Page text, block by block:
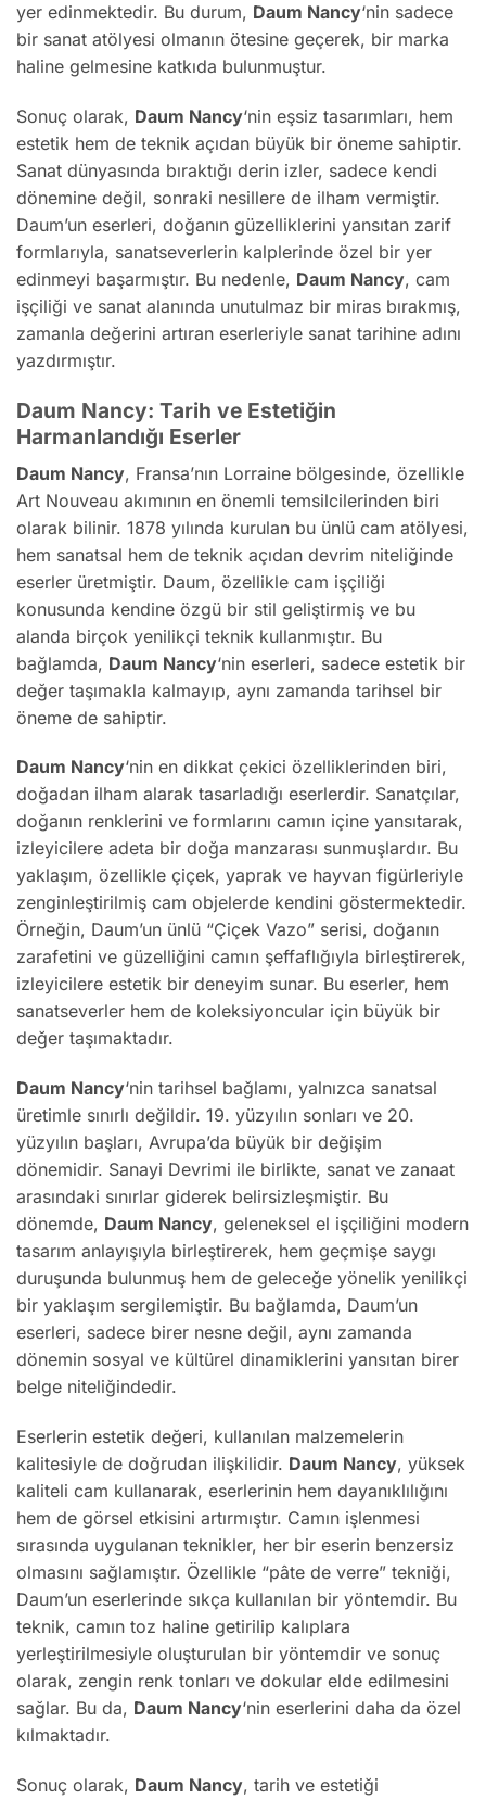
yer edinmektedir. Bu durum, Daum Nancy‘nin sadece
bir sanat atölyesi olmanın ötesine geçerek, bir marka
haline gelmesine katkıda bulunmuştur.
Sonuç olarak, Daum Nancy‘nin eşsiz tasarımları, hem
estetik hem de teknik açıdan büyük bir öneme sahiptir.
Sanat dünyasında bıraktığı derin izler, sadece kendi
dönemine değil, sonraki nesillere de ilham vermiştir.
Daum’un eserleri, doğanın güzelliklerini yansıtan zarif
formlarıyla, sanatseverlerin kalplerinde özel bir yer
edinmeyi başarmıştır. Bu nedenle, Daum Nancy, cam
işçiliği ve sanat alanında unutulmaz bir miras bırakmış,
zamanla değerini artıran eserleriyle sanat tarihine adını
yazdırmıştır.
Daum Nancy: Tarih ve Estetiğin
Harmanlandığı Eserler
Daum Nancy, Fransa’nın Lorraine bölgesinde, özellikle
Art Nouveau akımının en önemli temsilcilerinden biri
olarak bilinir. 1878 yılında kurulan bu ünlü cam atölyesi,
hem sanatsal hem de teknik açıdan devrim niteliğinde
eserler üretmiştir. Daum, özellikle cam işçiliği
konusunda kendine özgü bir stil geliştirmiş ve bu
alanda birçok yenilikçi teknik kullanmıştır. Bu
bağlamda, Daum Nancy‘nin eserleri, sadece estetik bir
değer taşımakla kalmayıp, aynı zamanda tarihsel bir
öneme de sahiptir.
Daum Nancy‘nin en dikkat çekici özelliklerinden biri,
doğadan ilham alarak tasarladığı eserlerdir. Sanatçılar,
doğanın renklerini ve formlarını camın içine yansıtarak,
izleyicilere adeta bir doğa manzarası sunmuşlardır. Bu
yaklaşım, özellikle çiçek, yaprak ve hayvan figürleriyle
zenginleştirilmiş cam objelerde kendini göstermektedir.
Örneğin, Daum’un ünlü “Çiçek Vazo” serisi, doğanın
zarafetini ve güzelliğini camın şeffaflığıyla birleştirerek,
izleyicilere estetik bir deneyim sunar. Bu eserler, hem
sanatseverler hem de koleksiyoncular için büyük bir
değer taşımaktadır.
Daum Nancy‘nin tarihsel bağlamı, yalnızca sanatsal
üretimle sınırlı değildir. 19. yüzyılın sonları ve 20.
yüzyılın başları, Avrupa’da büyük bir değişim
dönemidir. Sanayi Devrimi ile birlikte, sanat ve zanaat
arasındaki sınırlar giderek belirsizleşmiştir. Bu
dönemde, Daum Nancy, geleneksel el işçiliğini modern
tasarım anlayışıyla birleştirerek, hem geçmişe saygı
duruşunda bulunmuş hem de geleceğe yönelik yenilikçi
bir yaklaşım sergilemiştir. Bu bağlamda, Daum’un
eserleri, sadece birer nesne değil, aynı zamanda
dönemin sosyal ve kültürel dinamiklerini yansıtan birer
belge niteliğindedir.
Eserlerin estetik değeri, kullanılan malzemelerin
kalitesiyle de doğrudan ilişkilidir. Daum Nancy, yüksek
kaliteli cam kullanarak, eserlerinin hem dayanıklılığını
hem de görsel etkisini artırmıştır. Camın işlenmesi
sırasında uygulanan teknikler, her bir eserin benzersiz
olmasını sağlamıştır. Özellikle “pâte de verre” tekniği,
Daum’un eserlerinde sıkça kullanılan bir yöntemdir. Bu
teknik, camın toz haline getirilip kalıplara
yerleştirilmesiyle oluşturulan bir yöntemdir ve sonuç
olarak, zengin renk tonları ve dokular elde edilmesini
sağlar. Bu da, Daum Nancy‘nin eserlerini daha da özel
kılmaktadır.
Sonuç olarak, Daum Nancy, tarih ve estetiği